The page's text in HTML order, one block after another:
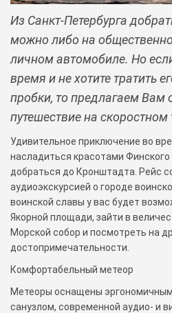
Из Санкт-Петербурга
можно либо на
личном автомобиле. Но
время и не хотите тратить
пробки, то предлагаем Вам
путешествие на скоростном
Удивительное приключение во
насладиться красотами
добраться до Кронштадта. Рейс
аудиоэкскурсией о городе
воинской славы у вас будет
Якорной площади, зайти в
Морской собор и посмотреть на
достопримечательности.
Комфортабельный метеор
Метеоры оснащены
санузлом, современной аудио- и